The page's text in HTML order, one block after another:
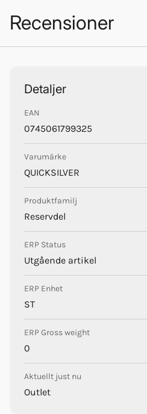
Quicksilver
Recensioner
Detaljer
EAN
0745061799325
Varumärke
QUICKSILVER
Produktfamilj
Reservdel
ERP Status
Utgående artikel
ERP Enhet
ST
ERP Gross weight
0
Aktuellt just nu
Outlet